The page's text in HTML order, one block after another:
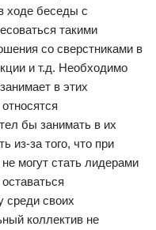
ходе беседы с
такими
со сверстниками в
и т.д. Необходимо
в этих
бы занимать в их
из-за того, что при
могут стать лидерами
среди своих
коллектив не